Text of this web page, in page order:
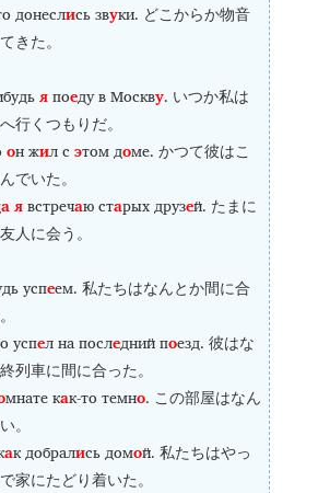
донеслись звуки. どこからか物音
きた。
япоеду в Москву. いつか私は
行くつもりだ。
он жил с этом доме. かつて彼はこ
でいた。
аявстречаю старых друзей. たまに
人に会う。
успеем. 私たちはなんとか間に合
успел на последний поезд. 彼はな
列車に間に合った。
мнате как-то темно. この部屋はなん
。
ак добрались домой. 私たちはやっ
家にたどり着いた。